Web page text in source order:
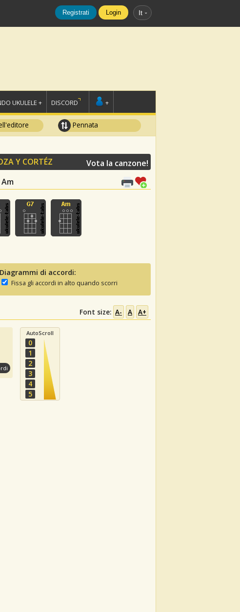
Registrati Login It
UKULELE + DISCORD +
Pennata
Y CORTÉZ
Am
Vota la canzone!
Diagrammi di accordi:
Fissa gli accordi in alto quando scorri
Font size: A- A A+
AutoScroll
0
1
2
3
4
5